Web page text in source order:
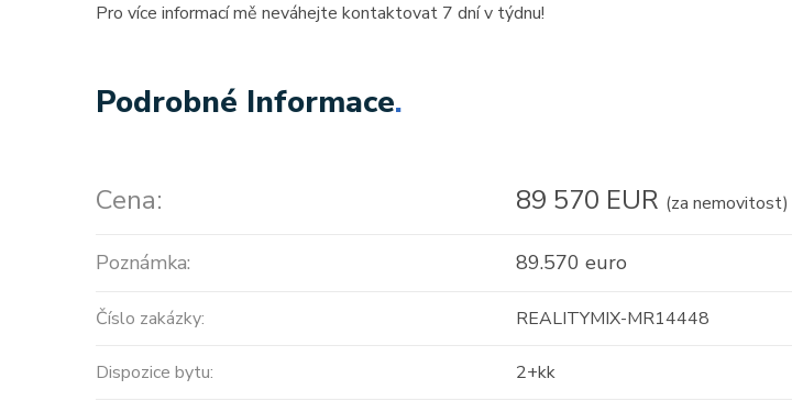
Pro více informací mě neváhejte kontaktovat 7 dní v týdnu!
Podrobné Informace.
Cena: 89 570 EUR (za nemovitost)
Poznámka: 89.570 euro
Číslo zakázky: REALITYMIX-MR14448
Dispozice bytu: 2+kk